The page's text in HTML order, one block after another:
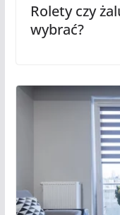
Rolety czy
wybrać?